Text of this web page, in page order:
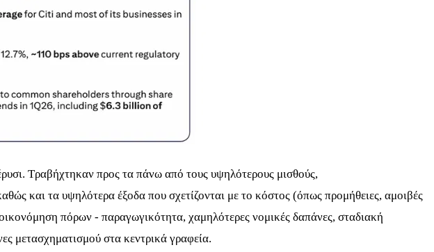
Τραβήχτηκαν προς τα πάνω από τους υψηλότερους μισθούς,
και τα υψηλότερα έξοδα που σχετίζονται με το κόστος (όπως προμήθειες, αμοιβές
πόρων - παραγωγικότητα, χαμηλότερες νομικές δαπάνες, σταδιακή
μετασχηματισμού στα κεντρικά γραφεία.